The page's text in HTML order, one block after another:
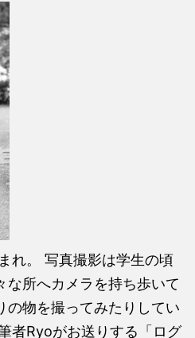
れ。 写真撮影は学生の頃
な所へカメラを持ち歩いて
の物を撮ってみたりしてい
者Ryoがお送りする「ログ